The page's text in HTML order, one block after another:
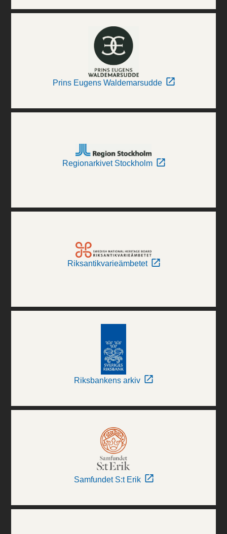
Prins Eugens Waldemarsudde
Regionarkivet Stockholm
Riksantikvarieämbetet
Riksbankens arkiv
Samfundet S:t Erik